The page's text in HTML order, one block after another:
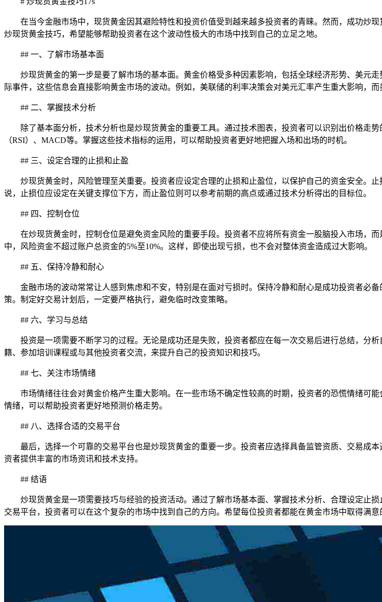
在当今金融市场中，现货黄金因其避险特性和投资价值受到越来越多投资者的青睐。然而，成功炒
炒现货黄金技巧，希望能够帮助投资者在这个波动性极大的市场中找到自己的立足之地。
## 一、了解市场基本面
炒现货黄金的第一步是要了解市场的基本面。黄金价格受多种因素影响，包括全球经济形势、美元
际事件，这些信息会直接影响黄金市场的波动。例如，美联储的利率决策会对美元汇率产生重大影响，而
## 二、掌握技术分析
除了基本面分析，技术分析也是炒现货黄金的重要工具。通过技术图表，投资者可以识别出价格走
（RSI）、MACD等。掌握这些技术指标的运用，可以帮助投资者更好地把握入场和出场的时机。
## 三、设定合理的止损和止盈
炒现货黄金时，风险管理至关重要。投资者应设定合理的止损和止盈位，以保护自己的资金安全。
说，止损位应设定在关键支撑位下方，而止盈位则可以参考前期的高点或通过技术分析得出的目标位。
## 四、控制仓位
在炒现货黄金时，控制仓位是避免资金风险的重要手段。投资者不应将所有资金一股脑投入市场，
中，风险资金不超过账户总资金的5%至10%。这样，即使出现亏损，也不会对整体资金造成过大影响。
## 五、保持冷静和耐心
金融市场的波动常常让人感到焦虑和不安，特别是在面对亏损时。保持冷静和耐心是成功投资者必
策。制定好交易计划后，一定要严格执行，避免临时改变策略。
## 六、学习与总结
投资是一项需要不断学习的过程。无论是成功还是失败，投资者都应在每一次交易后进行总结，分
籍、参加培训课程或与其他投资者交流，来提升自己的投资知识和技巧。
## 七、关注市场情绪
市场情绪往往会对黄金价格产生重大影响。在一些市场不确定性较高的时期，投资者的恐慌情绪可
情绪，可以帮助投资者更好地预测价格走势。
## 八、选择合适的交易平台
最后，选择一个可靠的交易平台也是炒现货黄金的重要一步。投资者应选择具备监管资质、交易成
资者提供丰富的市场资讯和技术支持。
## 结语
炒现货黄金是一项需要技巧与经验的投资活动。通过了解市场基本面、掌握技术分析、合理设定止
交易平台，投资者可以在这个复杂的市场中找到自己的方向。希望每位投资者都能在黄金市场中取得满意